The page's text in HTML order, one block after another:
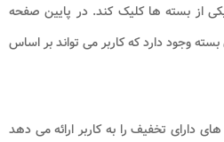
از بسته ها کلیک کند. در پایین صفحه
وجود دارد که کاربر می تواند بر اساس
دارای تخفیف را به کاربر ارائه می دهد